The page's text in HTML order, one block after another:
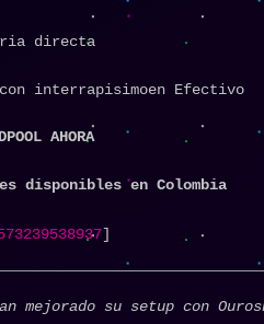
directa
interrapisimoen Efectivo
AHORA
disponibles en Colombia
]
mejorado su setup con